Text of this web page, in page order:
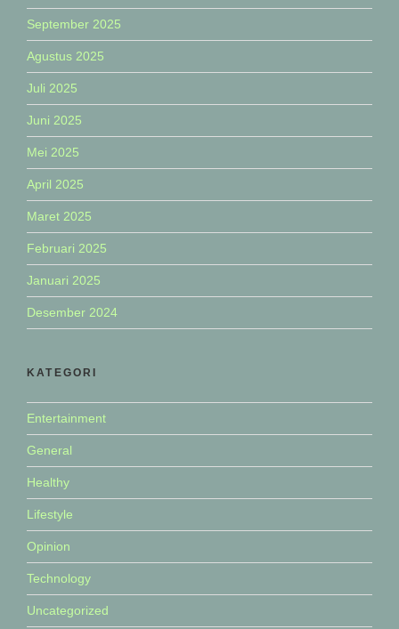
September 2025
Agustus 2025
Juli 2025
Juni 2025
Mei 2025
April 2025
Maret 2025
Februari 2025
Januari 2025
Desember 2024
KATEGORI
Entertainment
General
Healthy
Lifestyle
Opinion
Technology
Uncategorized